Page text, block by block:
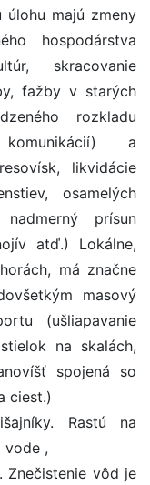
majú zmeny
hospodárstva
skracovanie
ťažby v starých
rozkladu
a
likvidácie
osamelých
prísun
atď.) Lokálne,
má značne
masový
(ušliapavanie
na skalách,
spojená so
ciest.)
Rastú na
vode ,
Znečistenie vôd je